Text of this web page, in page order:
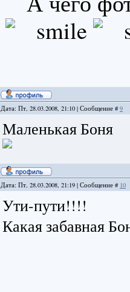
Дата: Пт, 28.03.2008, 21:10 | Сообщение #9
Маленькая Боня
Дата: Пт, 28.03.2008, 21:19 | Сообщение # 10
Ути-пути!!!!
Какая забавная